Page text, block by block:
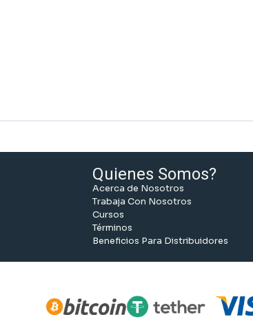
Quienes Somos?
Acerca de Nosotros
Trabaja Con Nosotros
Cursos
Términos
Beneficios Para Distribuidores